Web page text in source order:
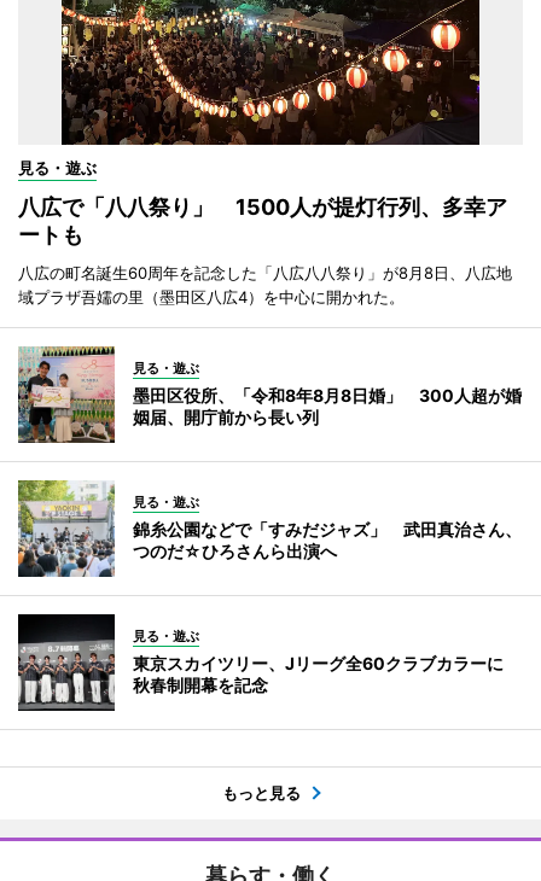
見る・遊ぶ
八広で「八八祭り」 1500人が提灯行列、多幸ア
ートも
八広の町名誕生60周年を記念した「八広八八祭り」が8月8日、八広地
域プラザ吾嬬の里（墨田区八広4）を中心に開かれた。
見る・遊ぶ
墨田区役所、「令和8年8月8日婚」 300人超が婚
姻届、開庁前から長い列
見る・遊ぶ
錦糸公園などで「すみだジャズ」 武田真治さん、
つのだ☆ひろさんら出演へ
見る・遊ぶ
東京スカイツリー、Jリーグ全60クラブカラーに
秋春制開幕を記念
もっと見る
暮らす・働く